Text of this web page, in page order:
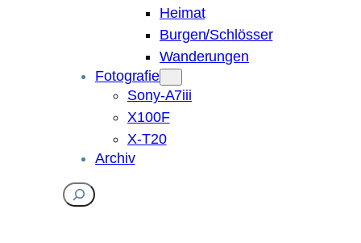
Heimat
Burgen/Schlösser
Wanderungen
Fotografie
Sony-A7iii
X100F
X-T20
Archiv
Suchen